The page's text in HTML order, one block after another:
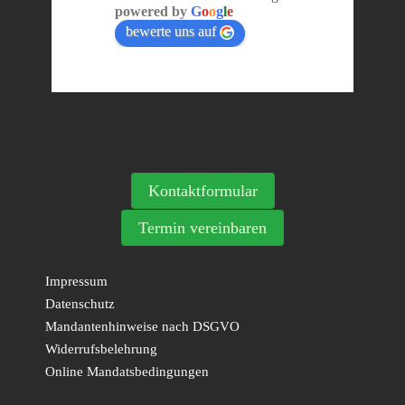
powered by Google
bewerte uns auf
Kontaktformular
Termin vereinbaren
Impressum
Datenschutz
Mandantenhinweise nach DSGVO
Widerrufsbelehrung
Online Mandatsbedingungen